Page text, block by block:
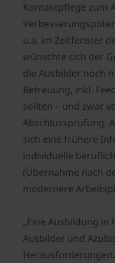
Kontaktpflege zum
u.a. im Zeitfenster
wünschte sich der
die Ausbilder noch
Betreuung, inkl.
sollten – und zwar
Abschlussprüfung.
sich eine frühere
individuelle
(Übernahme nach
modernere
„Eine Ausbildung in
Ausbilder und